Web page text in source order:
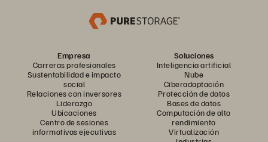
Empresa
Carreras profesionales
Sustentabilidad e impacto
social
Relaciones con inversores
Liderazgo
Ubicaciones
Centro de sesiones
informativas ejecutivas
Soluciones
Inteligencia artificial
Nube
Ciberadaptación
Protección de datos
Bases de datos
Computación de alto
rendimiento
Virtualización